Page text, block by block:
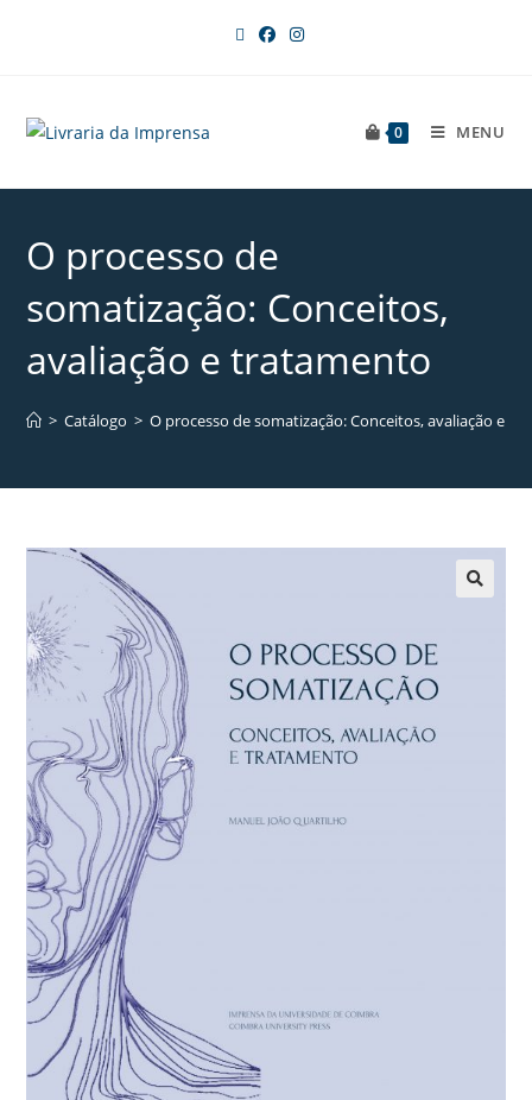
0 MENU
O processo de
somatização: Conceitos,
avaliação e tratamento
> Catálogo > O processo de somatização: Conceitos, avaliação e